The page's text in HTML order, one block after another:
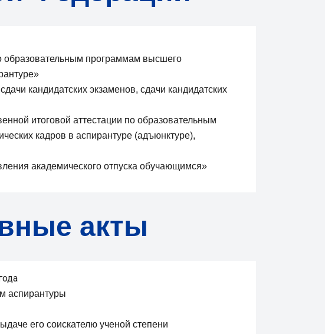
образовательным программам высшего
кандидатских экзаменов, сдачи кандидатских
итоговой аттестации по образовательным
кадров в аспирантуре (адъюнктуре),
академического отпуска обучающимся»
акты
аспирантуры
его соискателю ученой степени